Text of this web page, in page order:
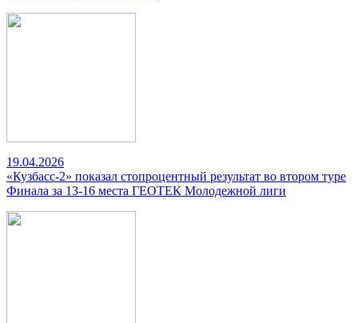
19.04.2026
«Кузбасс-2» показал стопроцентный результат во втором туре
Финала за 13-16 места ГЕОТЕК Молодежной лиги